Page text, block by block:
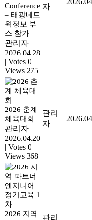
Conference
– 태광네트
웍정보 부
스 참가
관리자 |
2026.04.28
| Votes 0 |
Views 275
자
2026 춘계
체육대회
관리자 |
2026.04.20
| Votes 0 |
Views 368
관리
자
2026 지역
관리